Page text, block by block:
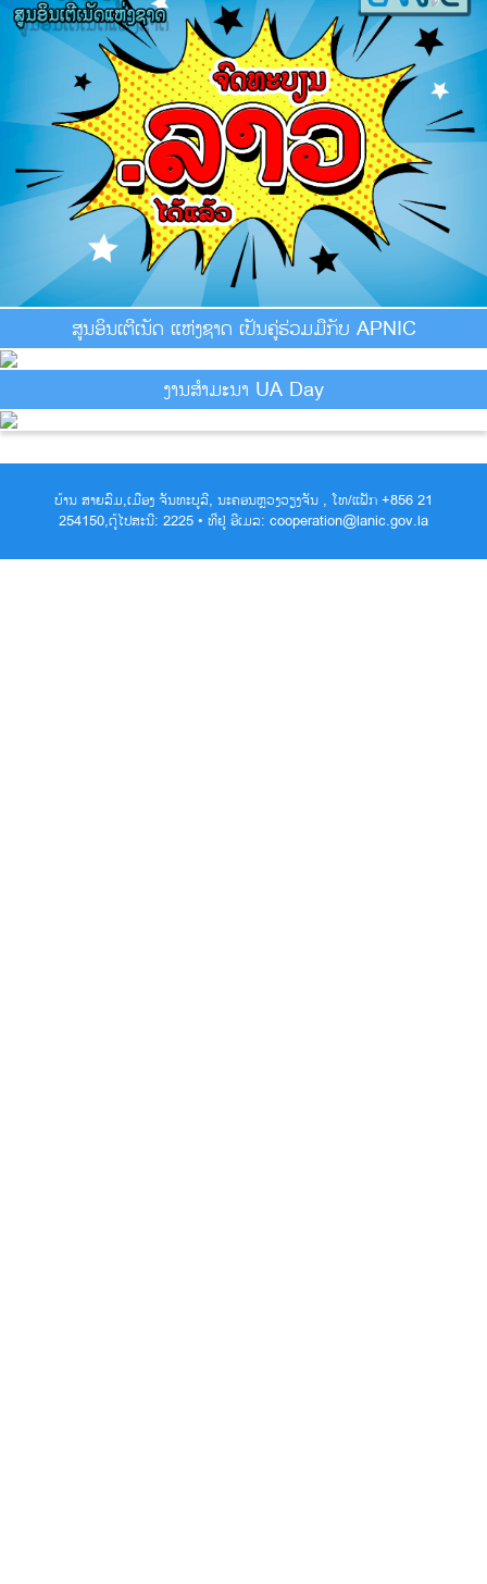
ສູນອິນເຕີເນັດ ແຫ່ງຊາດ ເປັນຄູ່ຮ່ວມມືກັບ APNIC
ງານສຳມະນາ UA Day
ບ້ານ ສາຍລົມ,ເມືອງ ຈັນທະບູລີ, ນະຄອນຫຼວງວຽງຈັນ , ໂທ/ແຟັກ +856 21
254150,ຕູ້ໄປສະນີ: 2225 • ທີ່ຢູ່ ອີເມລ: cooperation@lanic.gov.la